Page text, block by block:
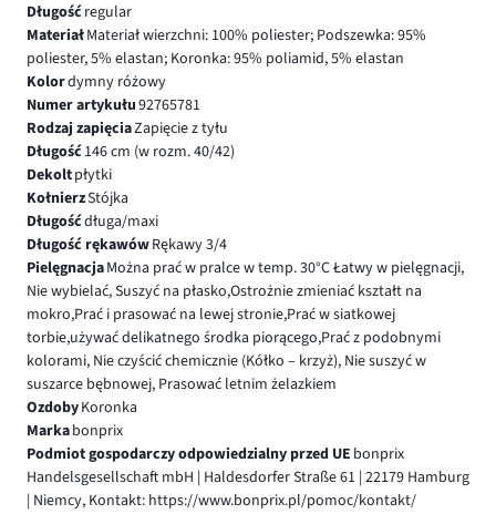
Długośćregular
MateriałMateriał wierzchni: 100% poliester; Podszewka: 95%
poliester, 5% elastan; Koronka: 95% poliamid, 5% elastan
Kolordymny różowy
Numer artykułu92765781
Rodzaj zapięciaZapięcie z tyłu
Długość146 cm (w rozm. 40/42)
Dekoltpłytki
KołnierzStójka
Długośćdługa/maxi
Długość rękawówRękawy 3/4
PielęgnacjaMożna prać w pralce w temp. 30°C Łatwy w pielęgnacji,
Nie wybielać, Suszyć na płasko,Ostrożnie zmieniać kształt na
mokro,Prać i prasować na lewej stronie,Prać w siatkowej
torbie,używać delikatnego środka piorącego,Prać z podobnymi
kolorami, Nie czyścić chemicznie (Kółko – krzyż), Nie suszyć w
suszarce bębnowej, Prasować letnim żelazkiem
OzdobyKoronka
Markabonprix
Podmiot gospodarczy odpowiedzialny przed UE bonprix
Handelsgesellschaft mbH | Haldesdorfer Straße 61 | 22179 Hamburg
| Niemcy, Kontakt: https://www.bonprix.pl/pomoc/kontakt/